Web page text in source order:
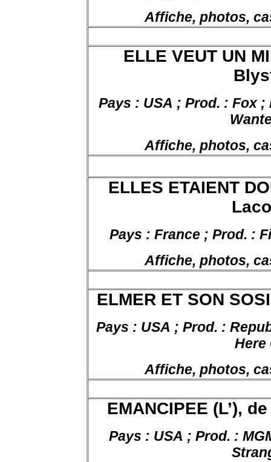
Affiche, photos,
ELLE VEUT UN
Pays : USA ; Prod. : Fox
Affiche, photos,
ELLES ETAIENT
Pays : France ; Prod. :
Affiche, photos,
ELMER ET SON
Pays : USA ; Prod. :
Here
Affiche, photos,
EMANCIPEE (L’),
Pays : USA ; Prod. :